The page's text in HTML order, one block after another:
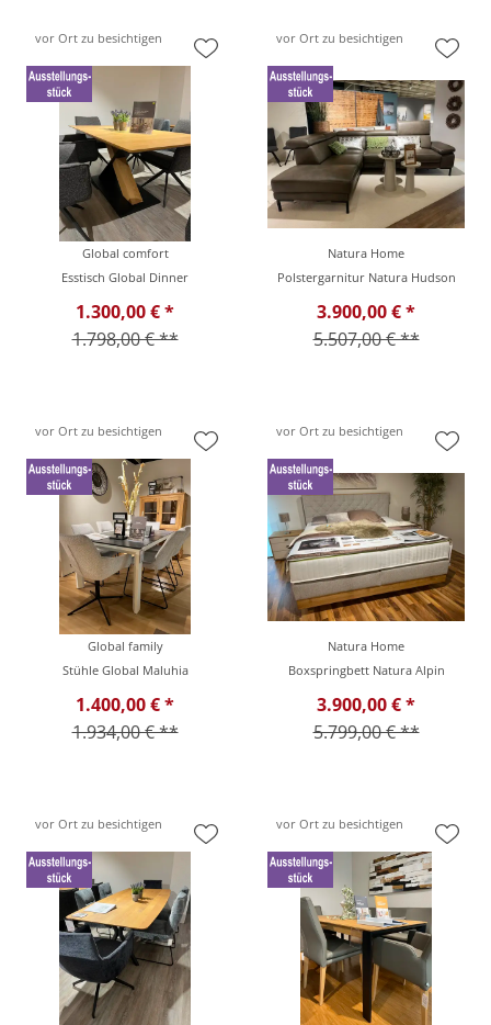
vor Ort zu besichtigen
Global comfort
Esstisch Global Dinner
1.300,00 € *
1.798,00 € **
vor Ort zu besichtigen
Natura Home
Polstergarnitur Natura Hudson
3.900,00 € *
5.507,00 € **
vor Ort zu besichtigen
Global family
Stühle Global Maluhia
1.400,00 € *
1.934,00 € **
vor Ort zu besichtigen
Natura Home
Boxspringbett Natura Alpin
3.900,00 € *
5.799,00 € **
vor Ort zu besichtigen vor Ort zu besichtigen